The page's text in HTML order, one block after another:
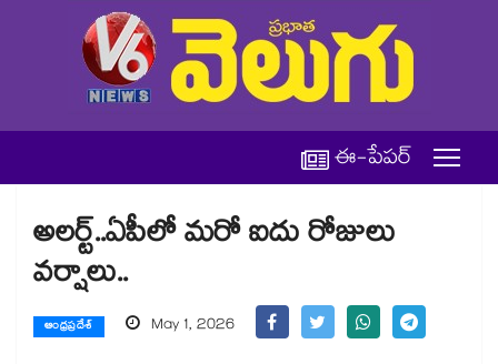
ఈ-పేపర్
అలర్ట్..ఏపీలో మరో ఐదు రోజులు
వర్షాలు..
ఆంధ్రప్రదేశ్ May 1, 2026